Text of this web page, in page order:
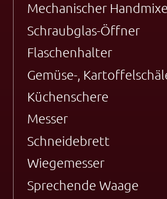
Mechanischer
Schraubglas-Öffner
Flaschenhalter
Gemüse-,
Küchenschere
Messer
Schneidebrett
Wiegemesser
Sprechende Waage